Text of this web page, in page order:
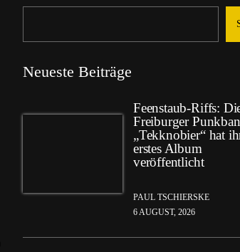
Neueste Beiträge
Feenstaub-Riffs:
Freiburger
„Tekknobier“ hat
erstes Album
veröffentlicht
PAUL TSCHIERSKE
6 AUGUST, 2026